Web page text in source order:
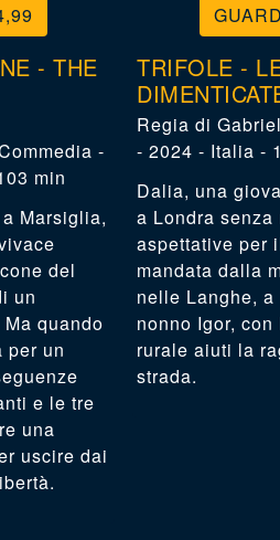
- THE
-
min
Marsiglia,
del
un
quando
per un
e le tre
una
uscire dai
TRIFOLE -
- 2024 - Italia -
Dalia, una
a Londra
aspettative per
mandata dalla
nelle Langhe,
nonno Igor,
rurale aiuti la
strada.